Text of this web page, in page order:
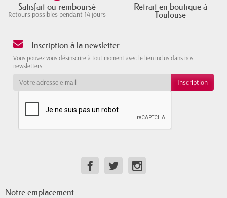
Satisfait ou remboursé
Retours possibles pendant 14 jours
Retrait en boutique à
Toulouse
Inscription à la newsletter
Vous pouvez vous désinscrire à tout moment avec le lien inclus dans nos
newsletters
Notre emplacement